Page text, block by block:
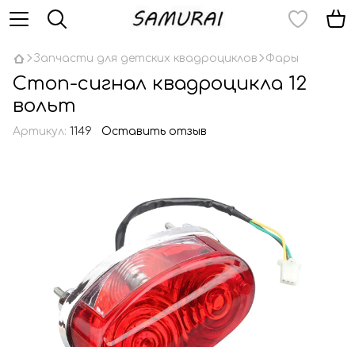
Запчасти для детских квадроциклов Фары
Стоп-сигнал квадроцикла 12
вольт
Артикул: 1149 Оставить отзыв